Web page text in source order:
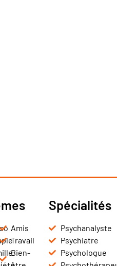
Amis
Travail
Bien-
Spécialités
Psychanalyste
Psychiatre
Psychologue